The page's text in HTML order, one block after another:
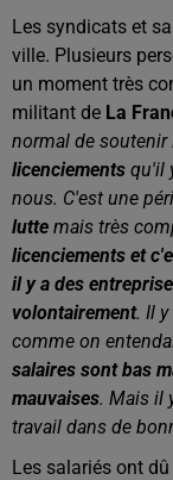
Les syndicats et
ville. Plusieurs
un moment très
militant de La
normal de soutenir
licenciements qu'il
nous. C'est une
lutte mais très
licenciements et
il y a des
volontairement. Il
comme on
salaires sont bas
mauvaises. Mais il
travail dans de
Les salariés ont